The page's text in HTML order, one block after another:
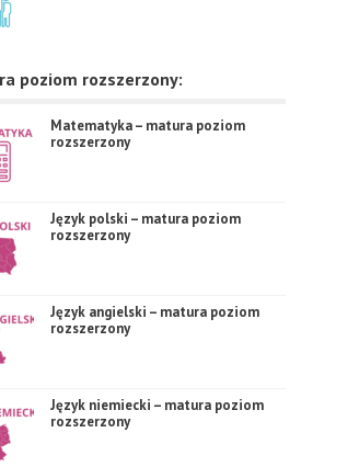
poziom rozszerzony:
Matematyka – matura poziom
rozszerzony
Język polski – matura poziom
rozszerzony
Język angielski – matura poziom
rozszerzony
Język niemiecki – matura poziom
rozszerzony